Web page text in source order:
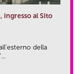
ingresso al Sito
della